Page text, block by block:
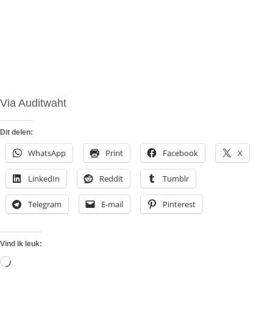
Via Auditwaht
Dit delen:
WhatsApp Print Facebook X
LinkedIn Reddit Tumblr
Telegram E-mail Pinterest
Vind ik leuk:
Aan